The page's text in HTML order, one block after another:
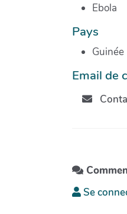
Ebola
Pays
Guinée
Email de
Se